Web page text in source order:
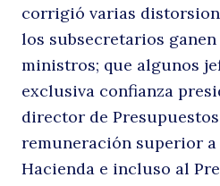
corrigió varias
los subsecretarios ganen
ministros; que algunos
exclusiva confianza
director de
remuneración superior
Hacienda e incluso al